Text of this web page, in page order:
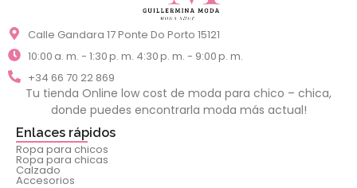
Calle Gandara 17 Ponte Do Porto 15121
10:00 a. m. - 1:30 p. m. 4:30 p. m. - 9:00 p. m.
+34 66 70 22 869
Tu tienda Online low cost de moda para chico – chica,
donde puedes encontrarla moda más actual!
Enlaces rápidos
Ropa para chicos
Ropa para chicas
Calzado
Accesorios